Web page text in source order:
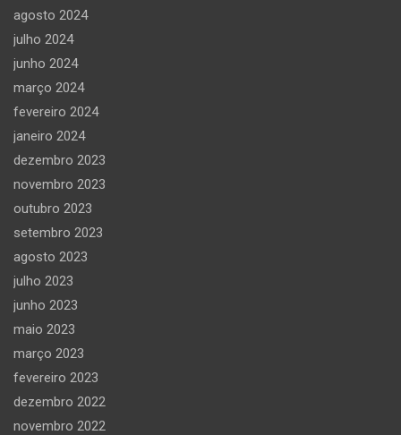
agosto 2024
julho 2024
junho 2024
março 2024
fevereiro 2024
janeiro 2024
dezembro 2023
novembro 2023
outubro 2023
setembro 2023
agosto 2023
julho 2023
junho 2023
maio 2023
março 2023
fevereiro 2023
dezembro 2022
novembro 2022